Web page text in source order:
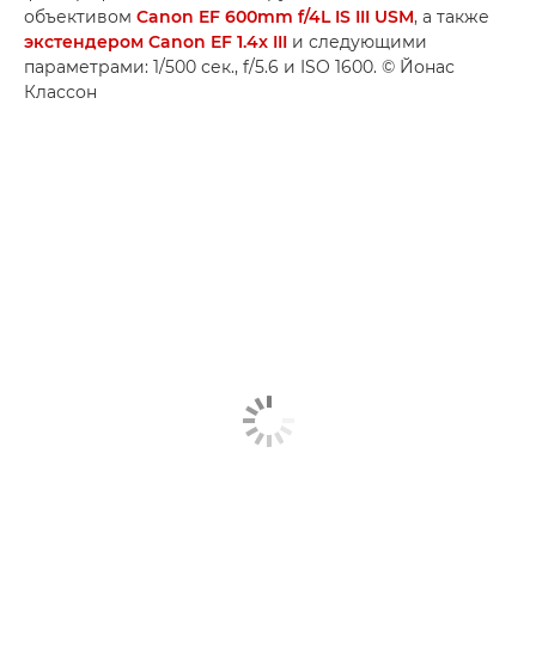
объективом Canon EF 600mm f/4L IS III USM, а также
экстендером Canon EF 1.4x III и следующими
параметрами: 1/500 сек., f/5.6 и ISO 1600. © Йонас
Классон